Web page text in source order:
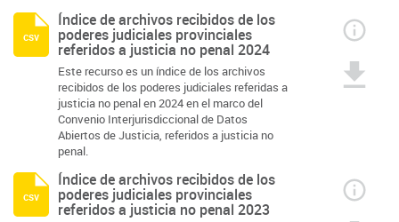
Índice de archivos recibidos de los
poderes judiciales provinciales
referidos a justicia no penal 2024
Este recurso es un índice de los archivos
recibidos de los poderes judiciales referidas a
justicia no penal en 2024 en el marco del
Convenio Interjurisdiccional de Datos
Abiertos de Justicia, referidos a justicia no
penal.
csv
Índice de archivos recibidos de los
poderes judiciales provinciales
referidos a justicia no penal 2023
csv